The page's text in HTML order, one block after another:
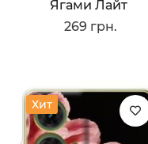
Ягами Лайт
269 грн.
Хит